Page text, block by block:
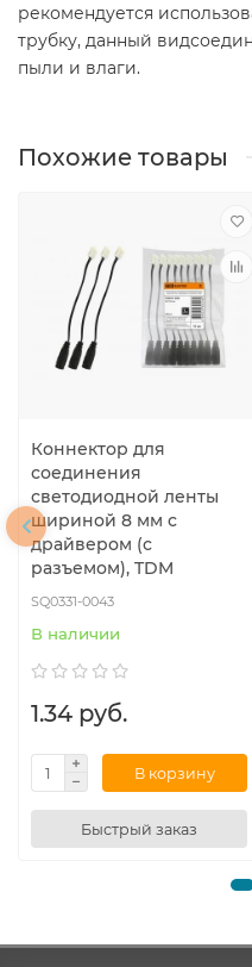
рекомендуется
трубку, данный
пыли и влаги.
Похожие товары
Коннектор для
соединения
светодиодной ленты
шириной 8 мм с
драйвером (с
разъемом), TDM
SQ0331-0043
В наличии
1.34 руб.
В корзину
Быстрый заказ